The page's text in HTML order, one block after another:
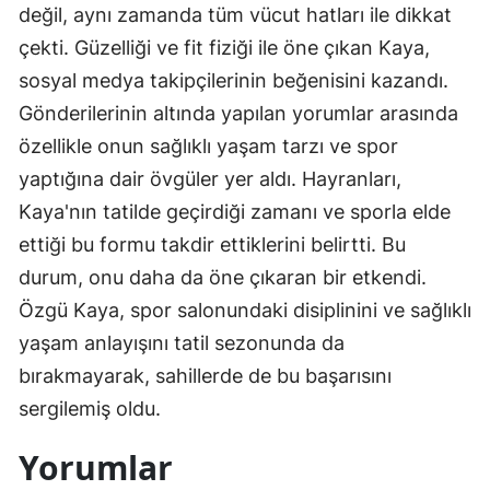
değil, aynı zamanda tüm vücut hatları ile dikkat
çekti. Güzelliği ve fit fiziği ile öne çıkan Kaya,
sosyal medya takipçilerinin beğenisini kazandı.
Gönderilerinin altında yapılan yorumlar arasında
özellikle onun sağlıklı yaşam tarzı ve spor
yaptığına dair övgüler yer aldı. Hayranları,
Kaya'nın tatilde geçirdiği zamanı ve sporla elde
ettiği bu formu takdir ettiklerini belirtti. Bu
durum, onu daha da öne çıkaran bir etkendi.
Özgü Kaya, spor salonundaki disiplinini ve sağlıklı
yaşam anlayışını tatil sezonunda da
bırakmayarak, sahillerde de bu başarısını
sergilemiş oldu.
Yorumlar